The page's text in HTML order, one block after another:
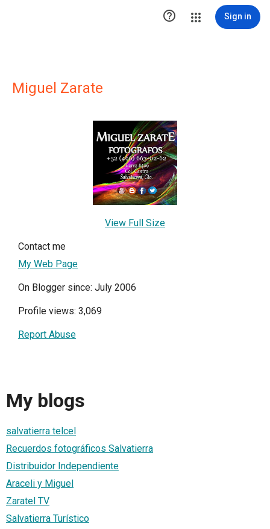
 Sign in
Miguel Zarate
View Full Size
Contact me
My Web Page
On Blogger since: July 2006
Profile views: 3,069
Report Abuse
My blogs
salvatierra telcel
Recuerdos fotográficos Salvatierra
Distribuidor Independiente
Araceli y Miguel
Zaratel TV
Salvatierra Turístico